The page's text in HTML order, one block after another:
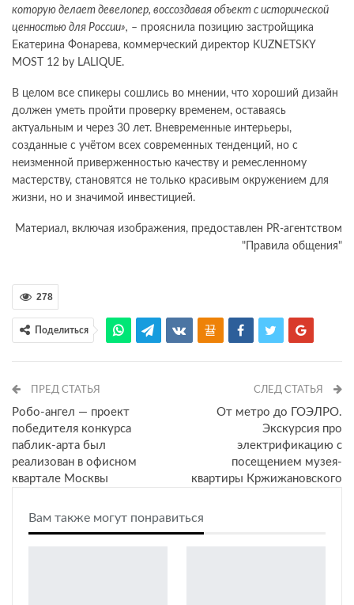
которую делает девелопер, воссоздавая объект с исторической
ценностью для России», – прояснила позицию застройщика
Екатерина Фонарева, коммерческий директор KUZNETSKY
MOST 12 by LALIQUE.
В целом все спикеры сошлись во мнении, что хороший дизайн
должен уметь пройти проверку временем, оставаясь
актуальным и через 30 лет. Вневременные интерьеры,
созданные с учётом всех современных тенденций, но с
неизменной приверженностью качеству и ремесленному
мастерству, становятся не только красивым окружением для
жизни, но и значимой инвестицией.
Материал, включая изображения, предоставлен PR-агентством
"Правила общения"
278
Поделиться
ПРЕД СТАТЬЯ
Робо-ангел — проект
победителя конкурса
паблик-арта был
реализован в офисном
квартале Москвы
СЛЕД СТАТЬЯ
От метро до ГОЭЛРО.
Экскурсия про
электрификацию с
посещением музея-
квартиры Кржижановского
Вам также могут понравиться